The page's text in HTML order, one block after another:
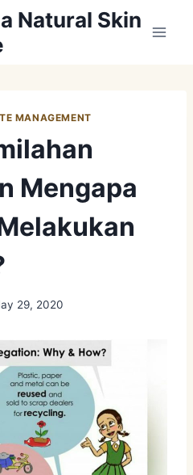
Natural Skin
MANAGEMENT
Mengapa
29, 2020